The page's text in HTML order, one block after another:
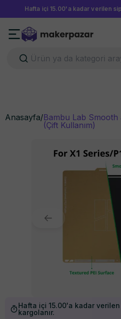
Hafta içi 15.00'a kadar verilen
Anasayfa/Bambu Lab
(Çift Kullanım)
Hafta içi 15.00'a kadar
kargolanır.